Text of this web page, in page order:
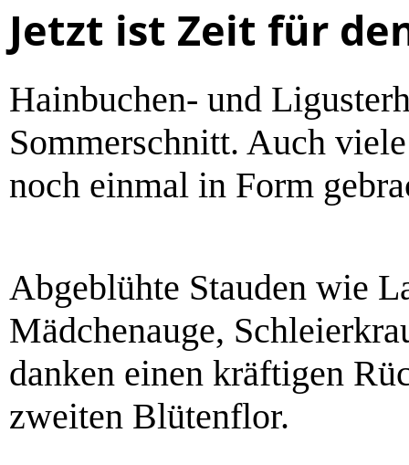
Jetzt ist Zeit für
Hainbuchen- und
Sommerschnitt. Auch
noch einmal in Form
Abgeblühte Stauden wie
Mädchenauge,
danken einen kräftigen
zweiten Blütenflor.